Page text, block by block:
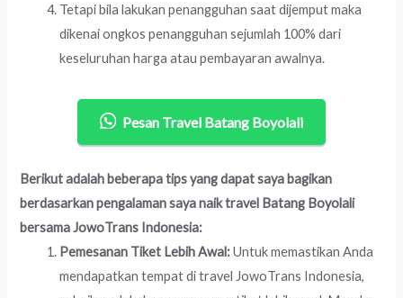
Tetapi bila lakukan penangguhan saat dijemput maka
dikenai ongkos penangguhan sejumlah 100% dari
keseluruhan harga atau pembayaran awalnya.
Pesan Travel Batang Boyolali
Berikut adalah beberapa tips yang dapat saya bagikan
berdasarkan pengalaman saya naik travel Batang Boyolali
bersama JowoTrans Indonesia:
Pemesanan Tiket Lebih Awal:Untuk memastikan Anda
mendapatkan tempat di travel JowoTrans Indonesia,